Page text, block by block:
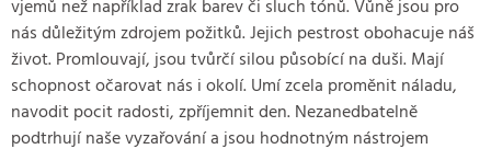
vjemů než například zrak barev či sluch tónů. Vůně jsou pro
nás důležitým zdrojem požitků. Jejich pestrost obohacuje náš
život. Promlouvají, jsou tvůrčí silou působící na duši. Mají
schopnost očarovat nás i okolí. Umí zcela proměnit náladu,
navodit pocit radosti, zpříjemnit den. Nezanedbatelně
podtrhují naše vyzařování a jsou hodnotným nástrojem